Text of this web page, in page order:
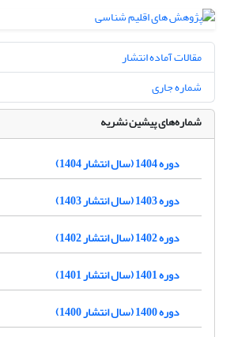
مقالات آماده انتشار
شماره جاری
شماره‌های پیشین نشریه
دوره 1404 (سال انتشار 1404)
دوره 1403 (سال انتشار 1403)
دوره 1402 (سال انتشار 1402)
دوره 1401 (سال انتشار 1401)
دوره 1400 (سال انتشار 1400)